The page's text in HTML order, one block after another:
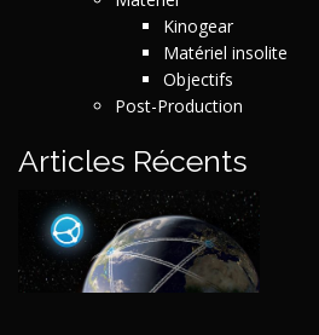
Kinogear
Matériel insolite
Objectifs
Post-Production
Articles Récents